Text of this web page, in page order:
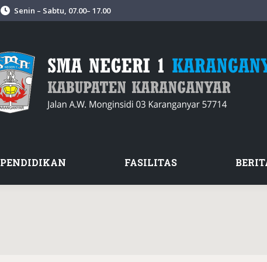
Senin – Sabtu, 07.00– 17.00
PENDIDIKAN FASILITAS